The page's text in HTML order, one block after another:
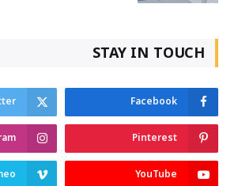
STAY IN TOUCH
Facebook
Pinterest
YouTube